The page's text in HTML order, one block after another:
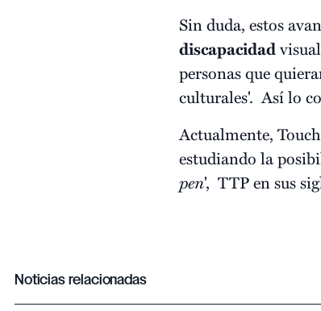
Sin duda, estos
discapacidad
personas que
culturales'. Así lo
Actualmente,
estudiando la
pen', TTP en sus
Noticias relacionadas